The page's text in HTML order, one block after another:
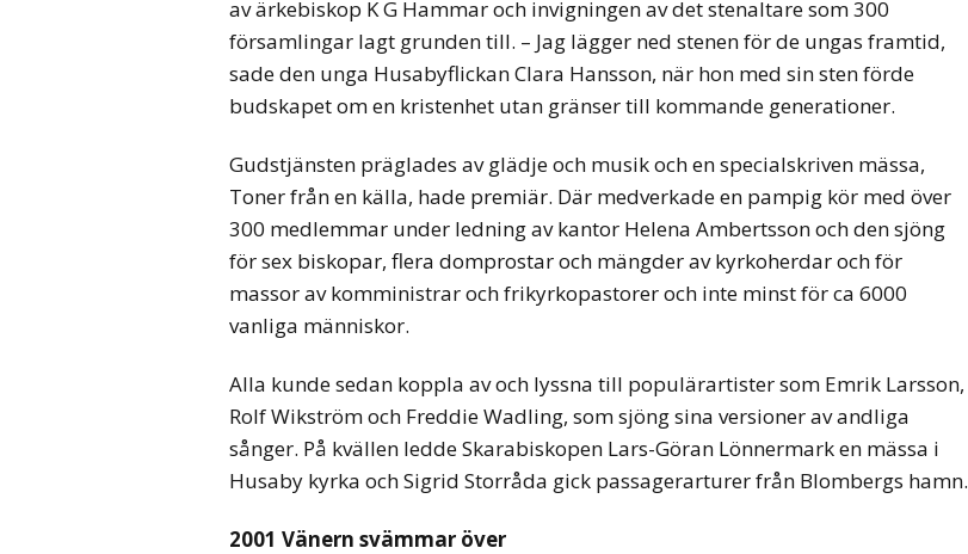
av ärkebiskop K G Hammar och invigningen av det stenaltare som 300
församlingar lagt grunden till. – Jag lägger ned stenen för de ungas framtid,
sade den unga Husabyflickan Clara Hansson, när hon med sin sten förde
budskapet om en kristenhet utan gränser till kommande generationer.
Gudstjänsten präglades av glädje och musik och en specialskriven mässa,
Toner från en källa, hade premiär. Där medverkade en pampig kör med över
300 medlemmar under ledning av kantor Helena Ambertsson och den sjöng
för sex biskopar, flera domprostar och mängder av kyrkoherdar och för
massor av komministrar och frikyrkopastorer och inte minst för ca 6000
vanliga människor.
Alla kunde sedan koppla av och lyssna till populärartister som Emrik Larsson,
Rolf Wikström och Freddie Wadling, som sjöng sina versioner av andliga
sånger. På kvällen ledde Skarabiskopen Lars-Göran Lönnermark en mässa i
Husaby kyrka och Sigrid Storråda gick passagerarturer från Blombergs hamn.
2001 Vänern svämmar över